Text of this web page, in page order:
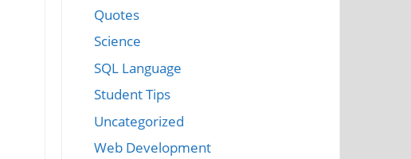
Quotes
Science
SQL Language
Student Tips
Uncategorized
Web Development